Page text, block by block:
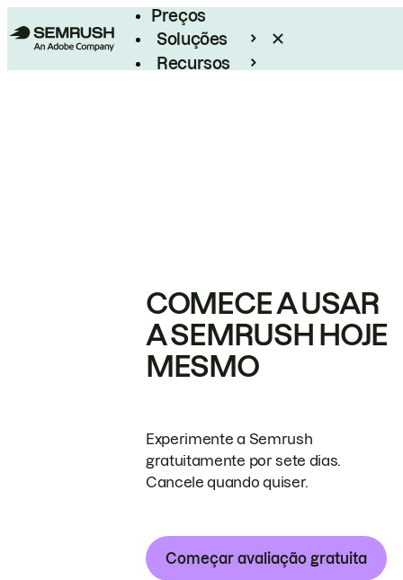
Preços
Soluções
Recursos
COMECE A USAR
A SEMRUSH HOJE
MESMO
Experimente a Semrush
gratuitamente por sete dias.
Cancele quando quiser.
Começar avaliação gratuita